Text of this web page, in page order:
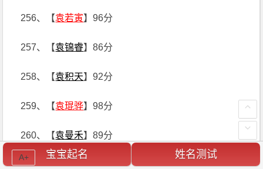
256、【袁若寅】96分
257、【袁锦睿】86分
258、【袁积天】92分
259、【袁琨骅】98分
260、【袁曼禾】89分
261、【袁昊东】88分
宝宝起名 姓名测试
A+